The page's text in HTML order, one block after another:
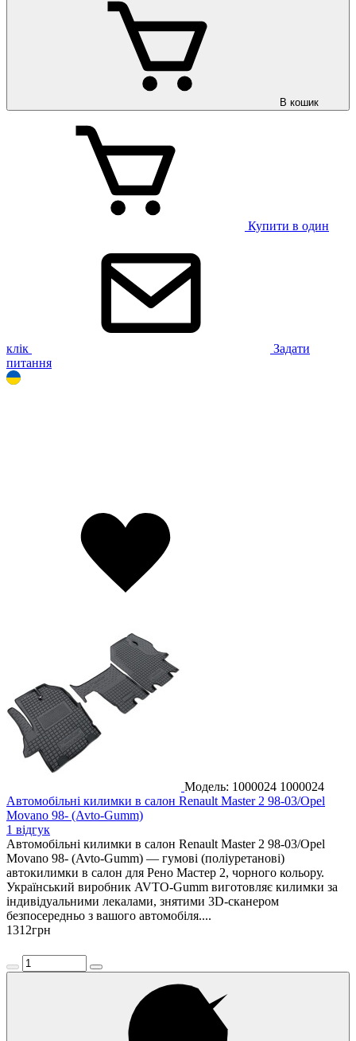
В кошик
Купити в один
клік
Задати
питання
Модель: 1000024 1000024
Автомобільні килимки в салон Renault Master 2 98-03/Opel
Movano 98- (Avto-Gumm)
1 відгук
Автомобільні килимки в салон Renault Master 2 98-03/Opel
Movano 98- (Avto-Gumm) — гумові (поліуретанові)
автокилимки в салон для Рено Мастер 2, чорного кольору.
Український виробник AVTO-Gumm виготовляє килимки за
індивідуальними лекалами, знятими 3D-сканером
безпосередньо з вашого автомобіля....
1312грн